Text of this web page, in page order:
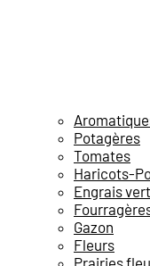
Potagères
Tomates
Haricots-
Engrais vert
Gazon
Fleurs
Prairies